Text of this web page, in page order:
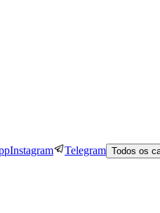
Instagram Telegram Todos os